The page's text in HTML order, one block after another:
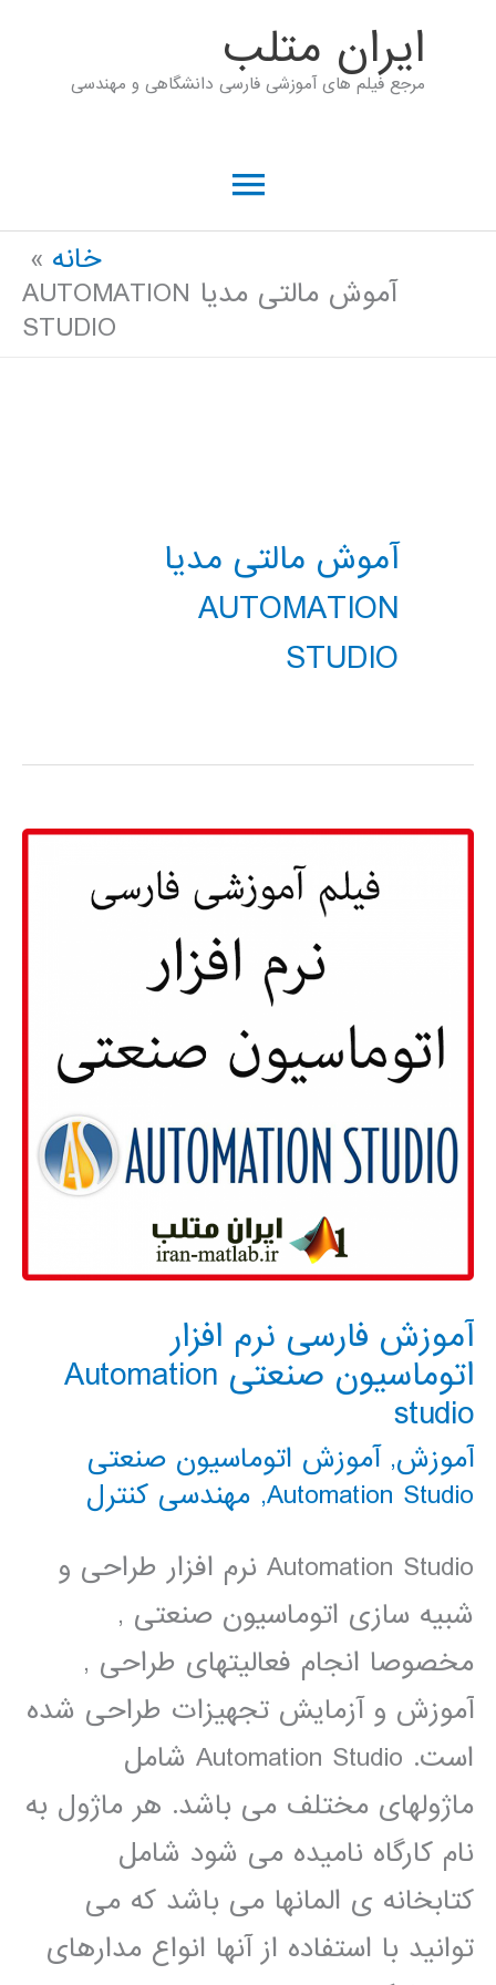
ايران متلب
مرجع فیلم های آموزشی فارسی دانشگاهی و مهندسی
فهرست
خانه
آموش مالتی مدیا AUTOMATION
STUDIO
آموش مالتی مدیا
AUTOMATION
STUDIO
آموزش فارسی نرم افزار
اتوماسیون صنعتی Automation
studio
آموزش,آموزش اتوماسیون صنعتی
Automation Studio
, مهندسی کنترل
Automation Studio نرم افزار طراحی و
شبیه سازی اتوماسیون صنعتی ,
مخصوصا انجام فعالیتهای طراحی ,
آموزش و آزمایش تجهیزات طراحی شده
است. Automation Studio شامل
ماژولهای مختلف می باشد. هر ماژول به
نام کارگاه نامیده می شود شامل
کتابخانه ی المانها می باشد که می
توانید با استفاده از آنها انواع مدارهای